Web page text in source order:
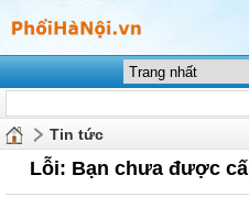
Tin tức
Lỗi: Bạn chưa được